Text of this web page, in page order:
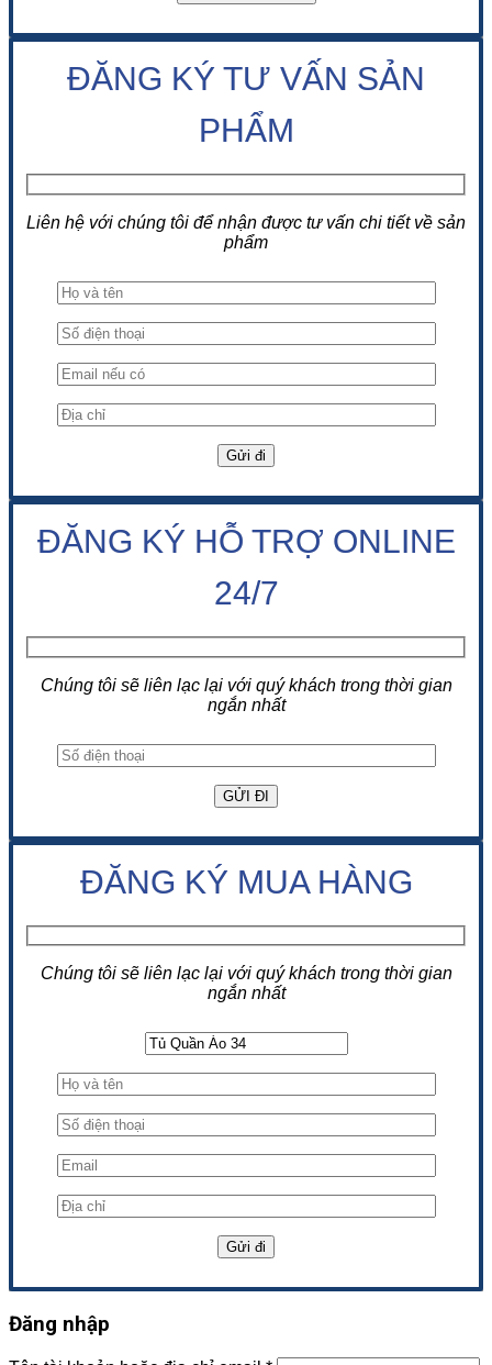
ĐĂNG KÝ TƯ VẤN SẢN
PHẨM
Liên hệ với chúng tôi để nhận được tư vấn chi tiết về sản
phẩm
ĐĂNG KÝ HỖ TRỢ ONLINE
24/7
Chúng tôi sẽ liên lạc lại với quý khách trong thời gian
ngắn nhất
ĐĂNG KÝ MUA HÀNG
Chúng tôi sẽ liên lạc lại với quý khách trong thời gian
ngắn nhất
Đăng nhập